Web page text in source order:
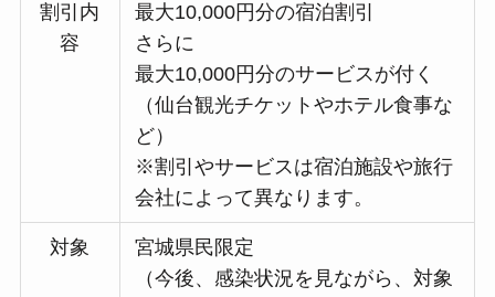
割引内
容
最大10,000円分の宿泊割引
さらに
最大10,000円分のサービスが付く
（仙台観光チケットやホテル食事な
ど）
※割引やサービスは宿泊施設や旅行
会社によって異なります。
対象
宮城県民限定
（今後、感染状況を見ながら、対象